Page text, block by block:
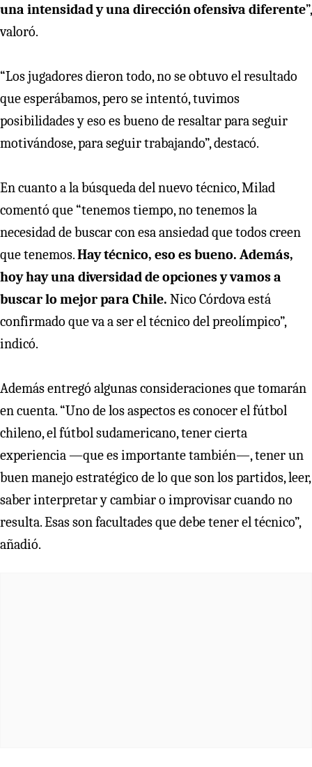
una intensidad y una dirección ofensiva diferente”,
valoró.
“Los jugadores dieron todo, no se obtuvo el resultado
que esperábamos, pero se intentó, tuvimos
posibilidades y eso es bueno de resaltar para seguir
motivándose, para seguir trabajando”, destacó.
En cuanto a la búsqueda del nuevo técnico, Milad
comentó que “tenemos tiempo, no tenemos la
necesidad de buscar con esa ansiedad que todos creen
que tenemos.Hay técnico, eso es bueno. Además,
hoy hay una diversidad de opciones y vamos a
buscar lo mejor para Chile. Nico Córdova está
confirmado que va a ser el técnico del preolímpico”,
indicó.
Además entregó algunas consideraciones que tomarán
en cuenta. “Uno de los aspectos es conocer el fútbol
chileno, el fútbol sudamericano, tener cierta
experiencia —que es importante también—, tener un
buen manejo estratégico de lo que son los partidos, leer,
saber interpretar y cambiar o improvisar cuando no
resulta. Esas son facultades que debe tener el técnico”,
añadió.